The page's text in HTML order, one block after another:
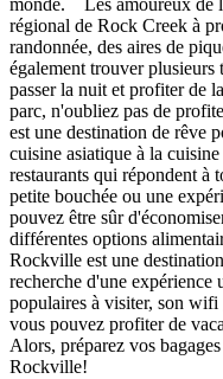
monde. Les amoureux de
régional de Rock Creek à
randonnée, des aires de
également trouver
passer la nuit et profiter de
parc, n'oubliez pas de
est une destination de rêve
cuisine asiatique à la
restaurants qui répondent à
petite bouchée ou une
pouvez être sûr
différentes options
Rockville est une
recherche d'une expérience
populaires à visiter, son wifi
vous pouvez profiter de
Alors, préparez vos
Rockville!